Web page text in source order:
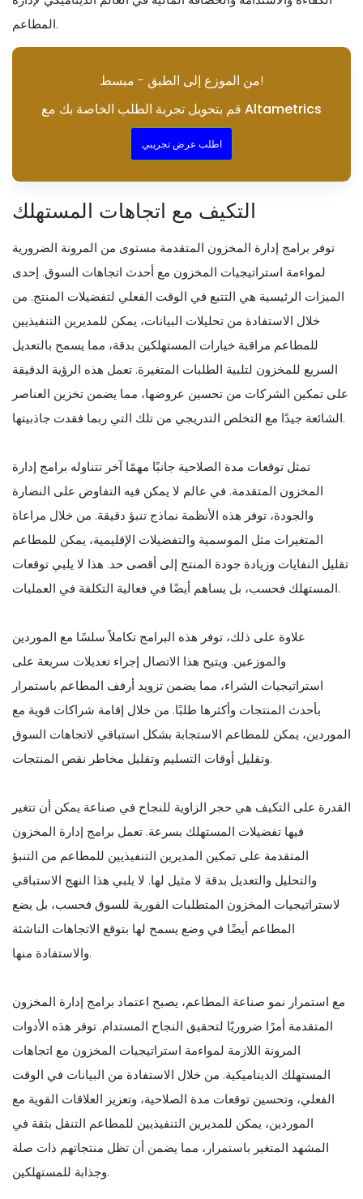
المطاعم.
من الموزع إلى الطبق - مبسط!
قم بتحويل تجربة الطلب الخاصة بك مع Altametrics
اطلب عرض تجريبي
التكيف مع اتجاهات المستهلك
توفر برامج إدارة المخزون المتقدمة مستوى من المرونة الضرورية
لمواءمة استراتيجيات المخزون مع أحدث اتجاهات السوق. إحدى
الميزات الرئيسية هي التتبع في الوقت الفعلي لتفضيلات المنتج. من
خلال الاستفادة من تحليلات البيانات، يمكن للمديرين التنفيذيين
للمطاعم مراقبة خيارات المستهلكين بدقة، مما يسمح بالتعديل
السريع للمخزون لتلبية الطلبات المتغيرة. تعمل هذه الرؤية الدقيقة
على تمكين الشركات من تحسين عروضها، مما يضمن تخزين العناصر
الشائعة جيدًا مع التخلص التدريجي من تلك التي ربما فقدت جاذبيتها.
تمثل توقعات مدة الصلاحية جانبًا مهمًا آخر تتناوله برامج إدارة
المخزون المتقدمة. في عالم لا يمكن فيه التفاوض على النضارة
والجودة، توفر هذه الأنظمة نماذج تنبؤ دقيقة. من خلال مراعاة
المتغيرات مثل الموسمية والتفضيلات الإقليمية، يمكن للمطاعم
تقليل النفايات وزيادة جودة المنتج إلى أقصى حد. هذا لا يلبي توقعات
المستهلك فحسب، بل يساهم أيضًا في فعالية التكلفة في العمليات.
علاوة على ذلك، توفر هذه البرامج تكاملاً سلسًا مع الموردين
والموزعين. ويتيح هذا الاتصال إجراء تعديلات سريعة على
استراتيجيات الشراء، مما يضمن تزويد أرفف المطاعم باستمرار
بأحدث المنتجات وأكثرها طلبًا. من خلال إقامة شراكات قوية مع
الموردين، يمكن للمطاعم الاستجابة بشكل استباقي لاتجاهات السوق
وتقليل أوقات التسليم وتقليل مخاطر نقص المنتجات.
القدرة على التكيف هي حجر الزاوية للنجاح في صناعة يمكن أن تتغير
فيها تفضيلات المستهلك بسرعة. تعمل برامج إدارة المخزون
المتقدمة على تمكين المديرين التنفيذيين للمطاعم من التنبؤ
والتحليل والتعديل بدقة لا مثيل لها. لا يلبي هذا النهج الاستباقي
لاستراتيجيات المخزون المتطلبات الفورية للسوق فحسب، بل يضع
المطاعم أيضًا في وضع يسمح لها بتوقع الاتجاهات الناشئة
والاستفادة منها.
مع استمرار نمو صناعة المطاعم، يصبح اعتماد برامج إدارة المخزون
المتقدمة أمرًا ضروريًا لتحقيق النجاح المستدام. توفر هذه الأدوات
المرونة اللازمة لمواءمة استراتيجيات المخزون مع اتجاهات
المستهلك الديناميكية. من خلال الاستفادة من البيانات في الوقت
الفعلي، وتحسين توقعات مدة الصلاحية، وتعزيز العلاقات القوية مع
الموردين، يمكن للمديرين التنفيذيين للمطاعم التنقل بثقة في
المشهد المتغير باستمرار، مما يضمن أن تظل منتجاتهم ذات صلة
وجذابة للمستهلكين.